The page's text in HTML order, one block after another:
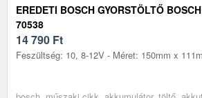
EREDETI BOSCH GYORSTÖLTŐ
70538
14 790 Ft
Feszültség: 10, 8-12V - Méret: 150mm x